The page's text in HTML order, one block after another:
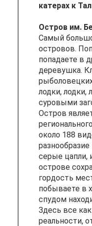
катерах к
Остров им.
Самый
островов.
попадаете в
деревушка.
лодки, лодки,
суровыми
Остров
около 188
серые цапли,
острове
гордость
побываете в
спудом
Здесь все
реальности,